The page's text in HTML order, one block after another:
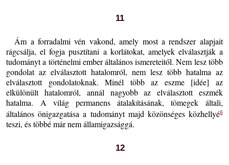
11
Ám a forradalmi vén vakond, amely most a rendszer alapjait
rágcsálja, el fogja pusztítani a korlátokat, amelyek elválasztják a
tudományt a történelmi ember általános ismereteitől. Nem lesz több
gondolat az elválasztott hatalomról, nem lesz több hatalma az
elválasztott gondolatoknak. Minél több az eszme [idée] az
elkülönült hatalomról, annál nagyobb az elválasztott eszmék
hatalma. A világ permanens átalakításának, tömegek általi,
általános önigazgatása a tudományt majd közönséges közhellyé6
teszi, és többé már nem államigazsággá.
12